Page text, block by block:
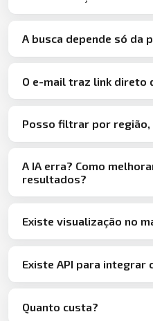
A busca depende só da
O e-mail traz link direto
Posso filtrar por região,
A IA erra? Como
resultados?
Existe visualização no
Existe API para integrar
Quanto custa?